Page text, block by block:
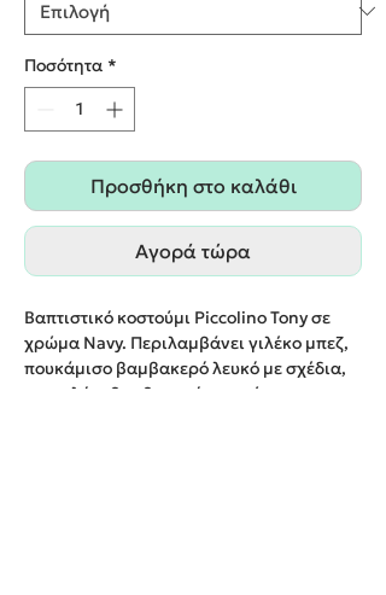
Ποσότητα *
Προσθήκη στο καλάθι
Αγορά τώρα
Βαπτιστικό κοστούμι Piccolino Tony σε
χρώμα Navy. Περιλαμβάνει γιλέκο μπεζ,
πουκάμισο βαμβακερό λευκό με σχέδια,
παντελόνι βαμβακερό σε χρώμα navy,